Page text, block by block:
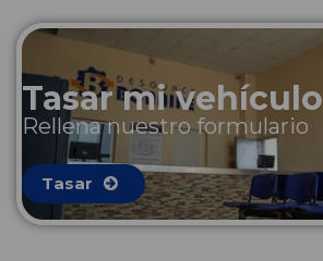
Tasar mi vehículo
Rellena nuestro formulario
Tasar